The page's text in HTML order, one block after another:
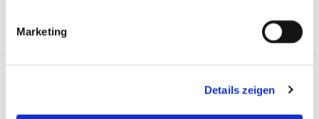
Marketing
Details zeigen
Treppenanlagen